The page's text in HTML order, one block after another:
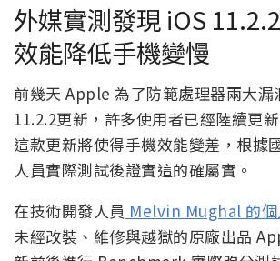
外媒實測發現 iOS
效能降低手機變慢
前幾天 Apple 為了防範處理器兩大漏
11.2.2更新，許多使用者已經陸續更
這款更新將使得手機效能變差，根據
人員實際測試後證實這的確屬實。
在技術開發人員 Melvin Mughal 的個
未經改裝、維修與越獄的原廠出品